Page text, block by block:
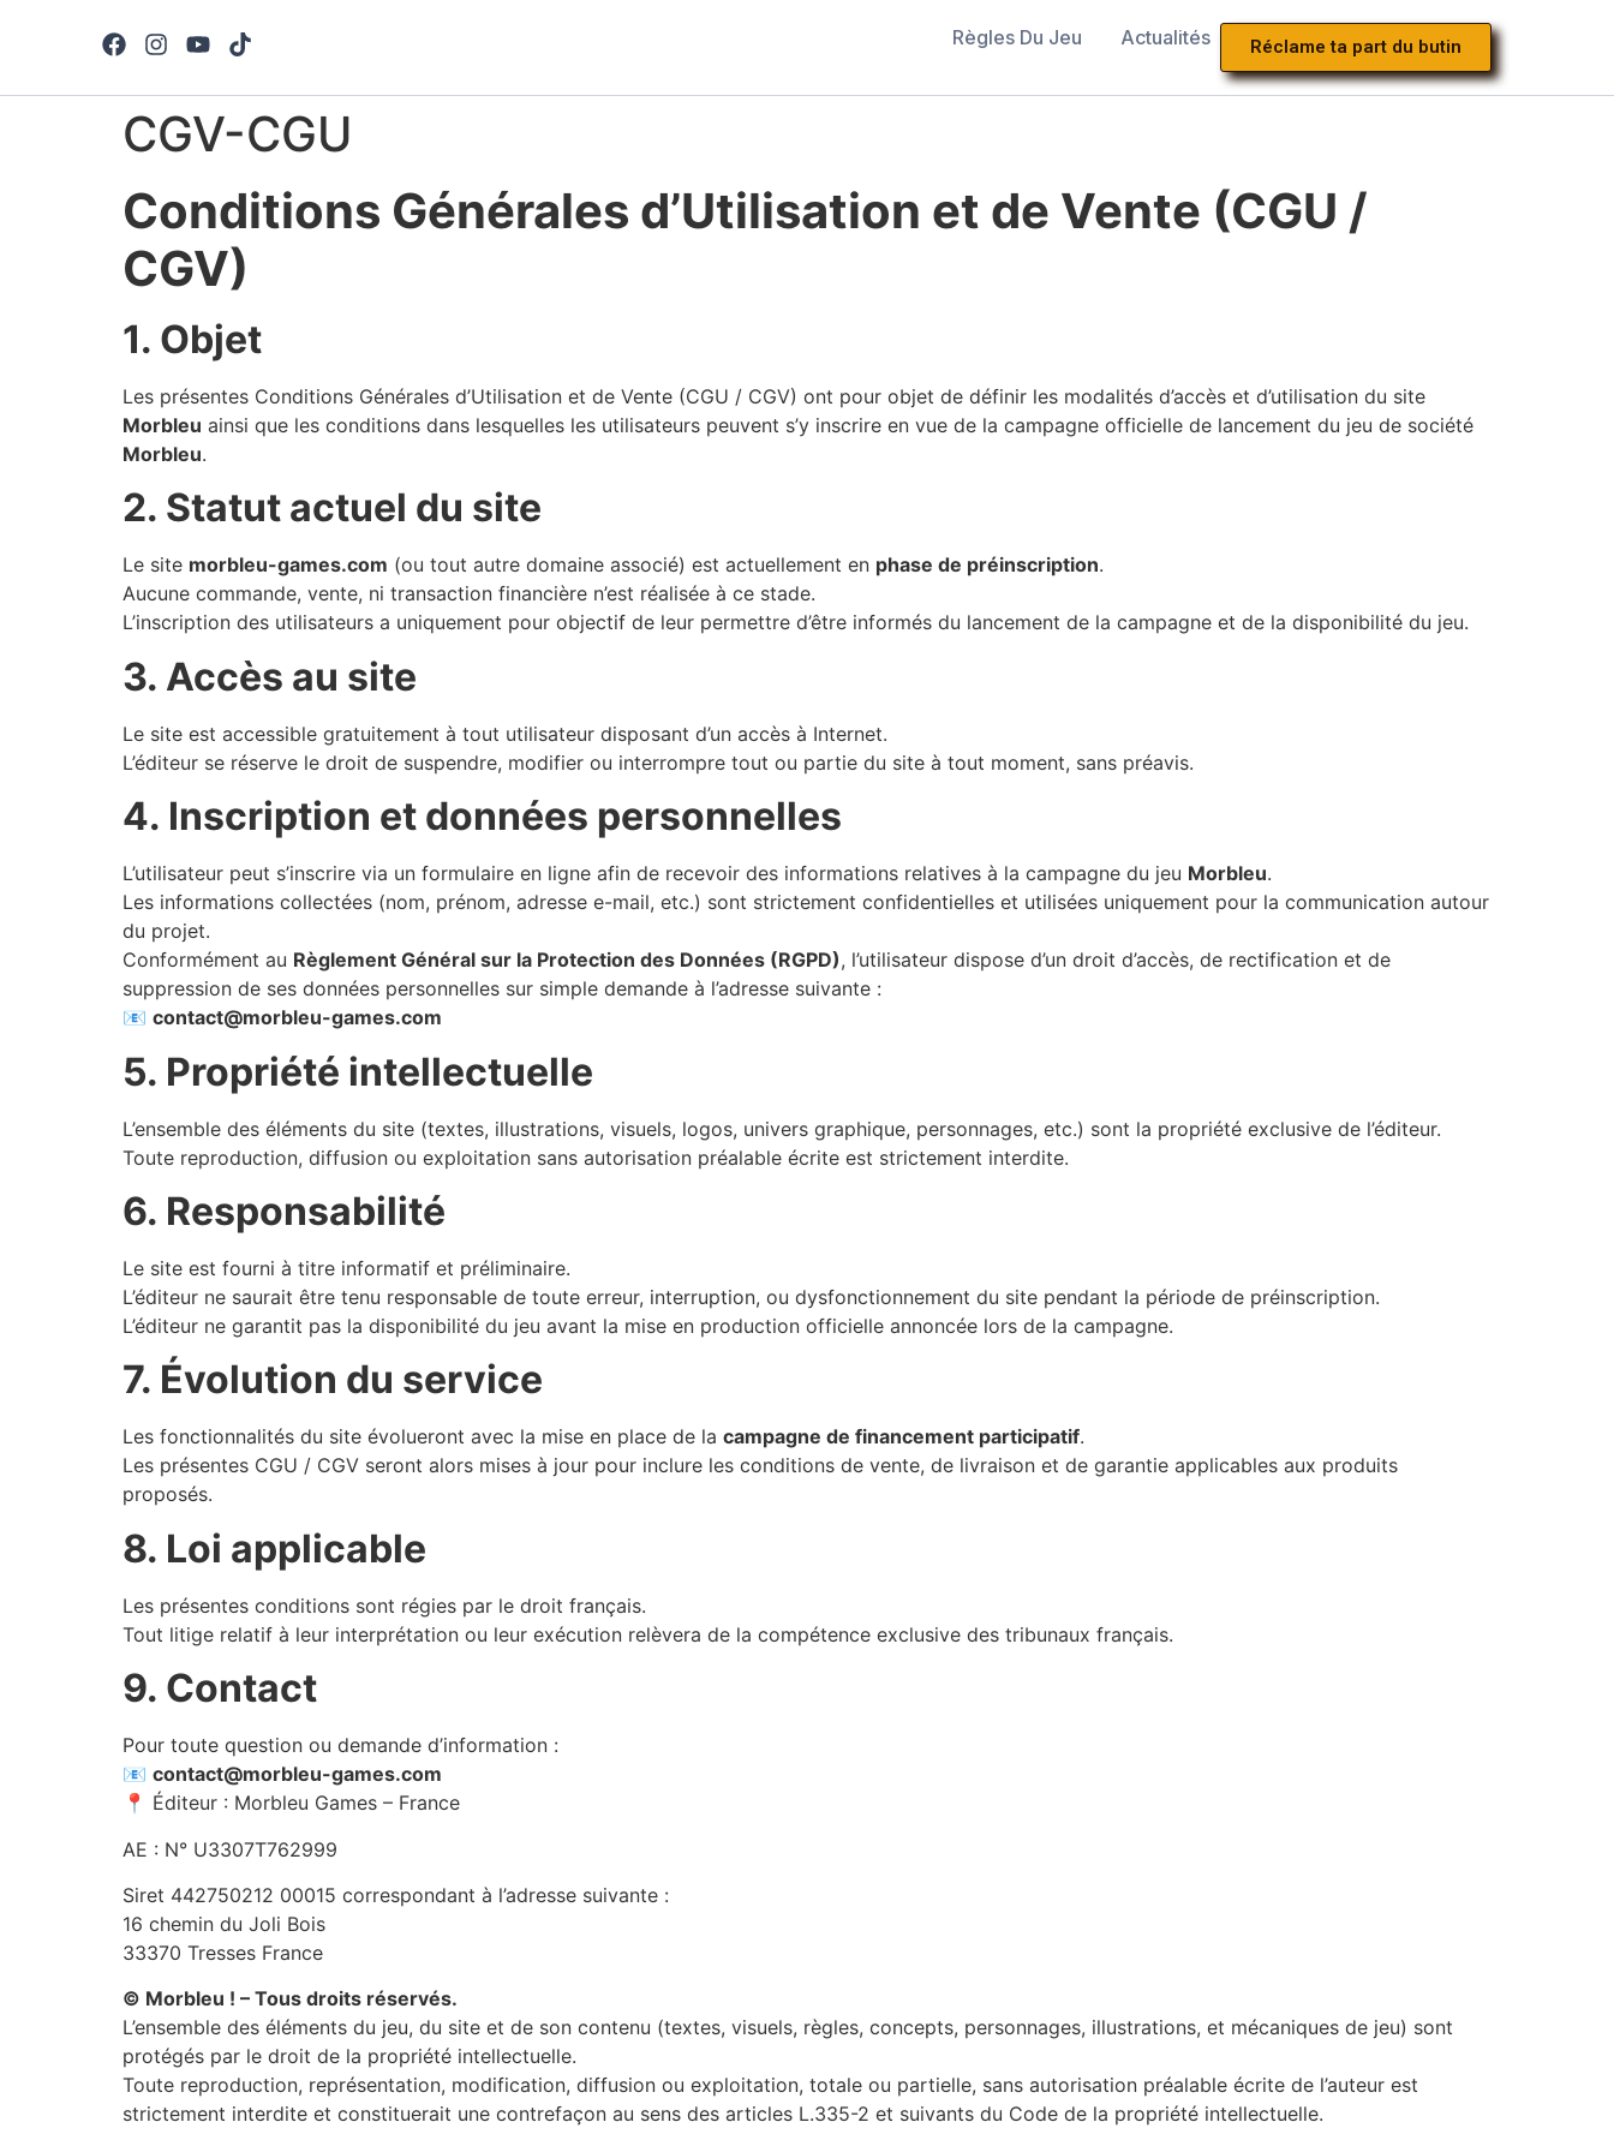
Règles Du Jeu Actualités Réclame ta part du butin
CGV-CGU
Conditions Générales d’Utilisation et de Vente (CGU /
CGV)
1. Objet
Les présentes Conditions Générales d’Utilisation et de Vente (CGU / CGV) ont pour objet de définir les modalités d’accès et d’utilisation du site
Morbleu ainsi que les conditions dans lesquelles les utilisateurs peuvent s’y inscrire en vue de la campagne officielle de lancement du jeu de société
Morbleu.
2. Statut actuel du site
Le site morbleu-games.com (ou tout autre domaine associé) est actuellement en phase de préinscription.
Aucune commande, vente, ni transaction financière n’est réalisée à ce stade.
L’inscription des utilisateurs a uniquement pour objectif de leur permettre d’être informés du lancement de la campagne et de la disponibilité du jeu.
3. Accès au site
Le site est accessible gratuitement à tout utilisateur disposant d’un accès à Internet.
L’éditeur se réserve le droit de suspendre, modifier ou interrompre tout ou partie du site à tout moment, sans préavis.
4. Inscription et données personnelles
L’utilisateur peut s’inscrire via un formulaire en ligne afin de recevoir des informations relatives à la campagne du jeu Morbleu.
Les informations collectées (nom, prénom, adresse e-mail, etc.) sont strictement confidentielles et utilisées uniquement pour la communication autour
du projet.
Conformément au Règlement Général sur la Protection des Données (RGPD), l’utilisateur dispose d’un droit d’accès, de rectification et de
suppression de ses données personnelles sur simple demande à l’adresse suivante :
📧 contact@morbleu-games.com
5. Propriété intellectuelle
L’ensemble des éléments du site (textes, illustrations, visuels, logos, univers graphique, personnages, etc.) sont la propriété exclusive de l’éditeur.
Toute reproduction, diffusion ou exploitation sans autorisation préalable écrite est strictement interdite.
6. Responsabilité
Le site est fourni à titre informatif et préliminaire.
L’éditeur ne saurait être tenu responsable de toute erreur, interruption, ou dysfonctionnement du site pendant la période de préinscription.
L’éditeur ne garantit pas la disponibilité du jeu avant la mise en production officielle annoncée lors de la campagne.
7. Évolution du service
Les fonctionnalités du site évolueront avec la mise en place de la campagne de financement participatif.
Les présentes CGU / CGV seront alors mises à jour pour inclure les conditions de vente, de livraison et de garantie applicables aux produits
proposés.
8. Loi applicable
Les présentes conditions sont régies par le droit français.
Tout litige relatif à leur interprétation ou leur exécution relèvera de la compétence exclusive des tribunaux français.
9. Contact
Pour toute question ou demande d’information :
📧 contact@morbleu-games.com
📍 Éditeur : Morbleu Games – France
AE : N° U3307T762999
Siret 442750212 00015 correspondant à l’adresse suivante :
16 chemin du Joli Bois
33370 Tresses France
© Morbleu ! – Tous droits réservés.
L’ensemble des éléments du jeu, du site et de son contenu (textes, visuels, règles, concepts, personnages, illustrations, et mécaniques de jeu) sont
protégés par le droit de la propriété intellectuelle.
Toute reproduction, représentation, modification, diffusion ou exploitation, totale ou partielle, sans autorisation préalable écrite de l’auteur est
strictement interdite et constituerait une contrefaçon au sens des articles L.335-2 et suivants du Code de la propriété intellectuelle.